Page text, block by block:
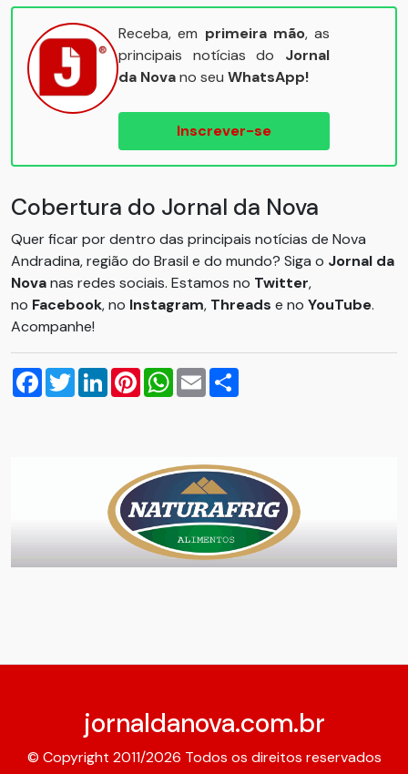
Receba, em primeira mão, as
principais notícias do Jornal
da Novano seu WhatsApp!
Inscrever-se
Cobertura do Jornal da Nova
Quer ficar por dentro das principais notícias de Nova
Andradina, região do Brasil e do mundo? Siga o Jornal da
Novanas redes sociais. Estamos no Twitter,
no Facebook, no Instagram, Threads e no YouTube.
Acompanhe!
Facebook
TwitterLinkedInPinterestWhatsApp
Email
jornaldanova.com.br
© Copyright 2011/2026 Todos os direitos reservados